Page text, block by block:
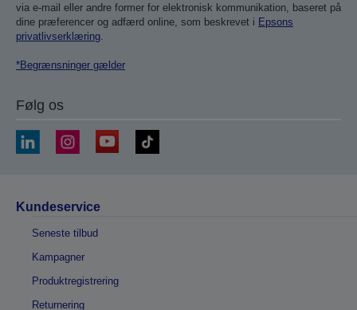
via e-mail eller andre former for elektronisk kommunikation, baseret på
dine præferencer og adfærd online, som beskrevet i Epsons
privatlivserklæring
*Begrænsninger gælder
Følg os
Kundeservice
Seneste tilbud
Kampagner
Produktregistrering
Returnering